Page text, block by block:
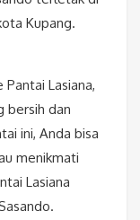
Kupang.
Lasiana,
bersih dan
ini, Anda bisa
menikmati
Lasiana